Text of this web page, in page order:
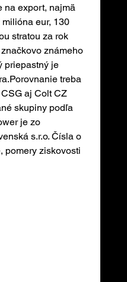
na export, najmä
eur, 130
stratou za rok
známeho
priepastný je
treba
aj Colt CZ
skupiny podľa
je zo
s.r.o. Čísla o
pomery ziskovosti